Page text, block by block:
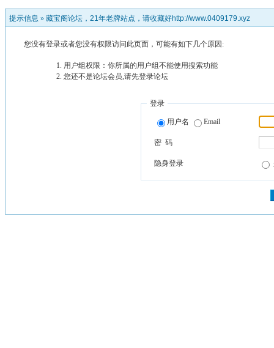
提示信息 » 藏宝阁论坛，21年老牌站点，请收藏好http://www.0409179.xyz
您没有登录或者您没有权限访问此页面，可能有如下几个原因:
用户组权限：你所属的用户组不能使用搜索功能
您还不是论坛会员,请先登录论坛
登录
用户名 Email
密 码
隐身登录